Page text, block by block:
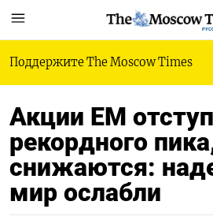
Поддержите The Moscow Times
Акции EM
рекордного
снижаются:
мир ослабли